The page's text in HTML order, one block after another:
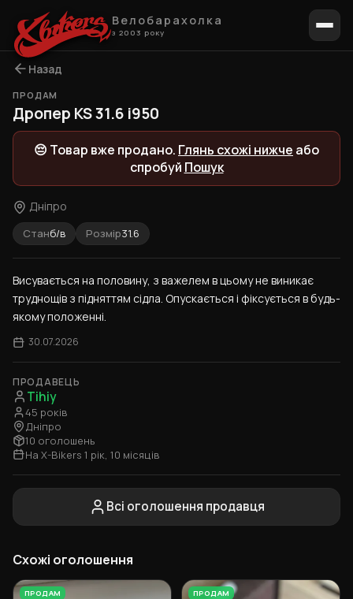
Велобарахолка
з 2003 року
Назад
ПРОДАМ
Дропер KS 31.6 i950
😔 Товар вже продано. Глянь схожі нижче або
спробуй Пошук
Дніпро
Станб/в Розмір31.6
Висувається на половину, з важелем в цьому не виникає
труднощів з підняттям сідла. Опускається і фіксується в будь-
якому положенні.
30.07.2026
ПРОДАВЕЦЬ
Tihiy
45 років
Дніпро
10 оголошень
На X-Bikers 1 рік, 10 місяців
Всі оголошення продавця
Схожі оголошення
ПРОДАМ ПРОДАМ